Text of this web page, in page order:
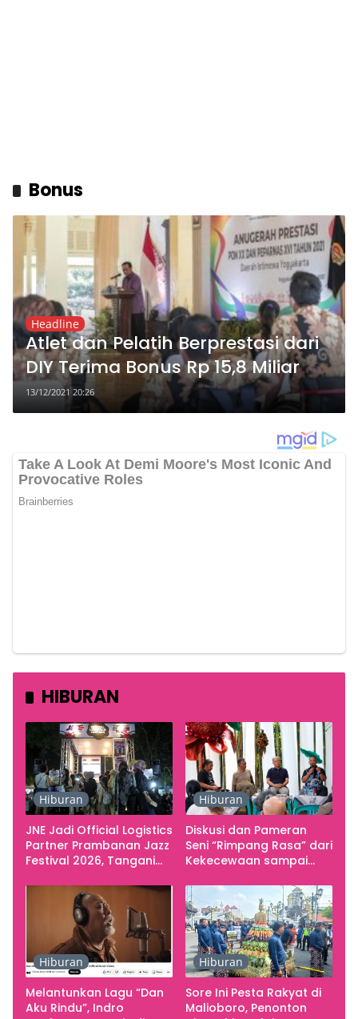
Bonus
Headline
Atlet dan Pelatih Berprestasi dari
DIY Terima Bonus Rp 15,8 Miliar
13/12/2021 20:26
HIBURAN
Hiburan
JNE Jadi Official Logistics
Partner Prambanan Jazz
Festival 2026, Tangani
Kebutuhan Konser
Hiburan
Diskusi dan Pameran
Seni “Rimpang Rasa” dari
Kekecewaan sampai
Yogyakarta sebagai
Pusat Pergerakan Seni
Rupa Indonesia
Hiburan
Melantunkan Lagu “Dan
Aku Rindu”, Indro
Hiburan
Sore Ini Pesta Rakyat di
Malioboro, Penonton